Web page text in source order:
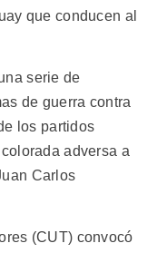
que conducen al
serie de
de guerra contra
los partidos
adversa a
Carlos
(CUT) convocó